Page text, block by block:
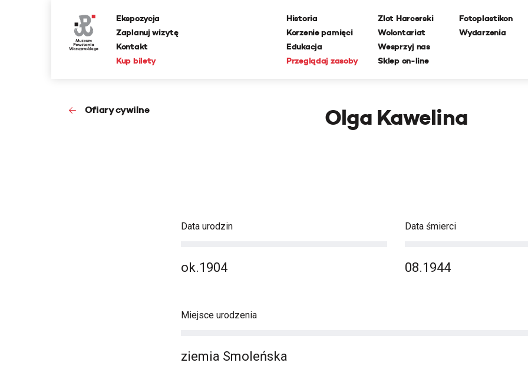
Ekspozycja
Zaplanuj wizytę
Kontakt
Kup bilety
Historia
Korzenie pamięci
Edukacja
Przeglądaj zasoby
Zlot Harcerski
Wolontariat
Wesprzyj nas
Sklep on-line
Fotoplastikon
Wydarzenia
Ofiary cywilne Olga Kawelina
Data urodzin
ok.1904
Data śmierci
08.1944
Miejsce urodzenia
ziemia Smoleńska